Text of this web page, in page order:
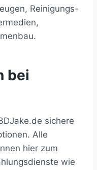
Reinigungs-
bei
sichere
Alle
hier zum
wie